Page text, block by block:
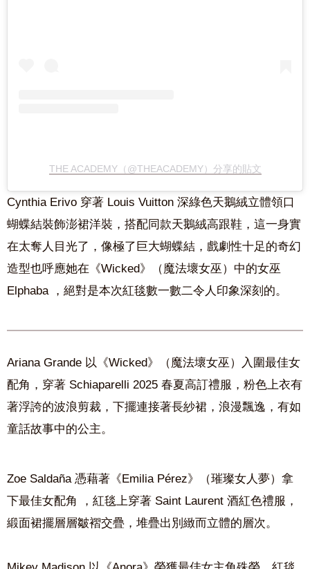
THE ACADEMY（@THEACADEMY）分享的貼文
Cynthia Erivo 穿著 Louis Vuitton 深綠色天鵝絨立體領口
蝴蝶結裝飾澎裙洋裝，搭配同款天鵝絨高跟鞋，這一身實
在太奪人目光了，像極了巨大蝴蝶結，戲劇性十足的奇幻
造型也呼應她在《Wicked》（魔法壞女巫）中的女巫
Elphaba ，絕對是本次紅毯數一數二令人印象深刻的。
Ariana Grande 以《Wicked》（魔法壞女巫）入圍最佳女
配角，穿著 Schiaparelli 2025 春夏高訂禮服，粉色上衣有
著浮誇的波浪剪裁，下擺連接著長紗裙，浪漫飄逸，有如
童話故事中的公主。
Zoe Saldaña 憑藉著《Emilia Pérez》（璀璨女人夢）拿
下最佳女配角 ，紅毯上穿著 Saint Laurent 酒紅色禮服，
緞面裙擺層層皺褶交疊，堆疊出別緻而立體的層次。